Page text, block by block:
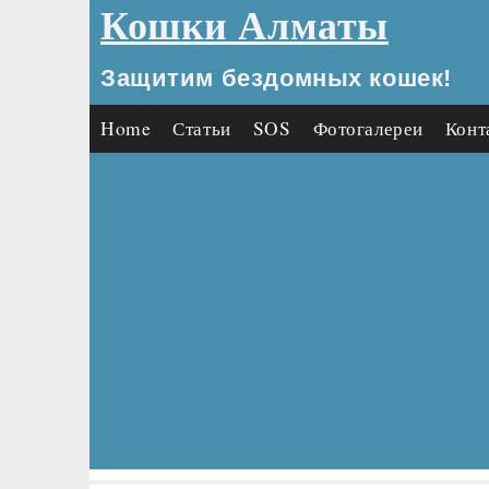
Кошки Алматы
Защитим бездомных кошек!
Home Статьи SOS Фотогалереи